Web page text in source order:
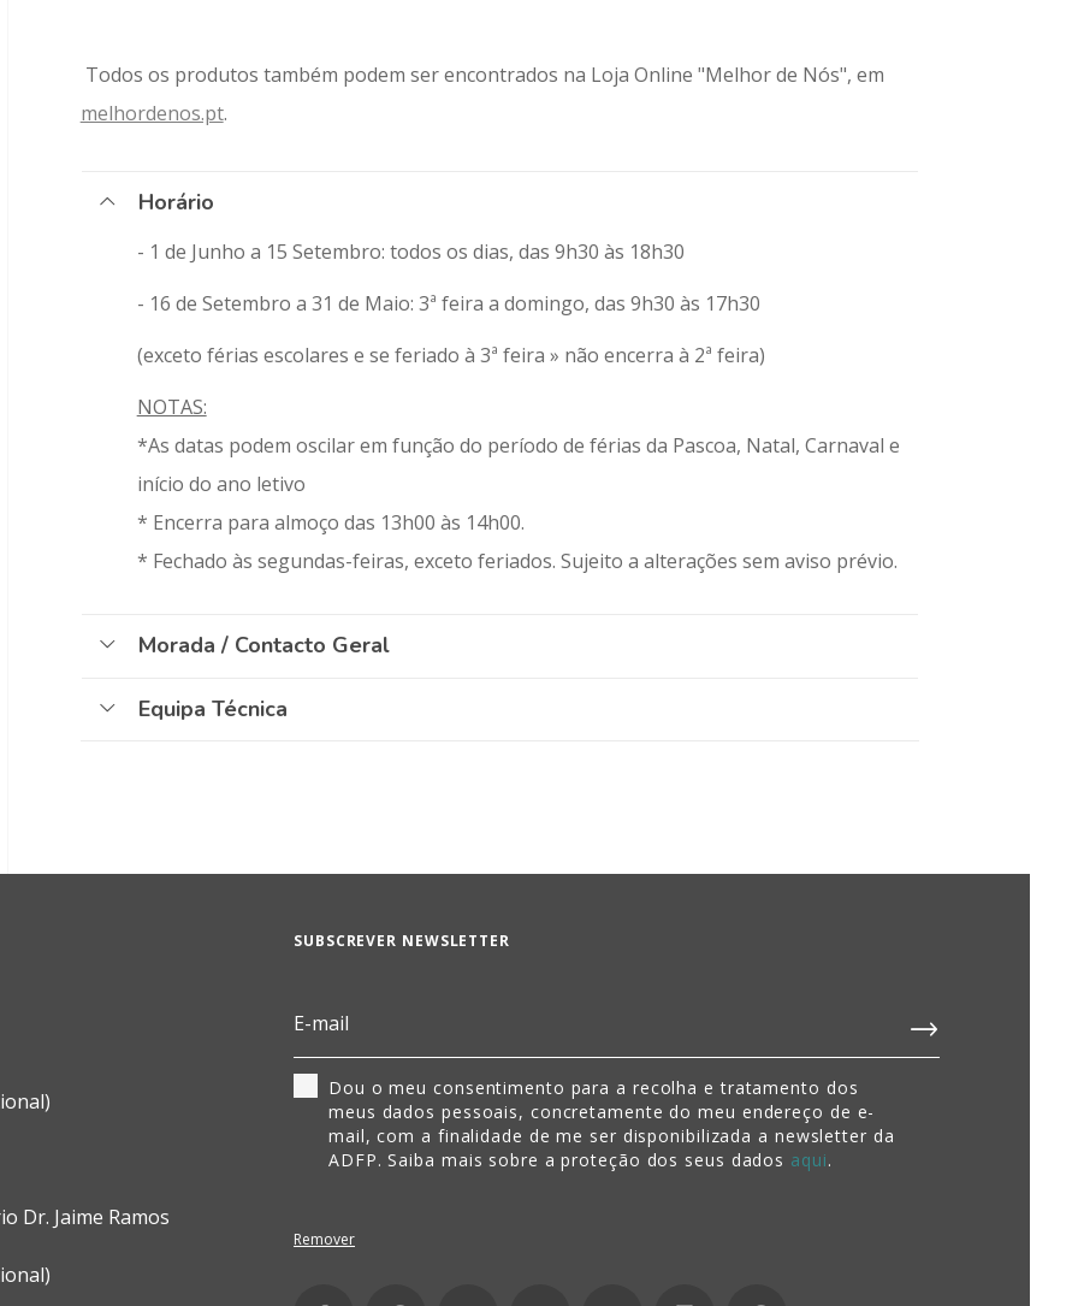
Todos os produtos também podem ser encontrados na Loja Online "Melhor de Nós", em
melhordenos.pt.
Horário
- 1 de Junho a 15 Setembro: todos os dias, das 9h30 às 18h30
- 16 de Setembro a 31 de Maio: 3ª feira a domingo, das 9h30 às 17h30
(exceto férias escolares e se feriado à 3ª feira » não encerra à 2ª feira)
NOTAS:
*As datas podem oscilar em função do período de férias da Pascoa, Natal, Carnaval e
início do ano letivo
* Encerra para almoço das 13h00 às 14h00.
* Fechado às segundas-feiras, exceto feriados. Sujeito a alterações sem aviso prévio.
Morada / Contacto Geral
Equipa Técnica
Dr. Jaime Ramos
SUBSCREVER NEWSLETTER
Dou o meu consentimento para a recolha e tratamento dos
meus dados pessoais, concretamente do meu endereço de e-
mail, com a finalidade de me ser disponibilizada a newsletter da
ADFP. Saiba mais sobre a proteção dos seus dados aqui.
Remover